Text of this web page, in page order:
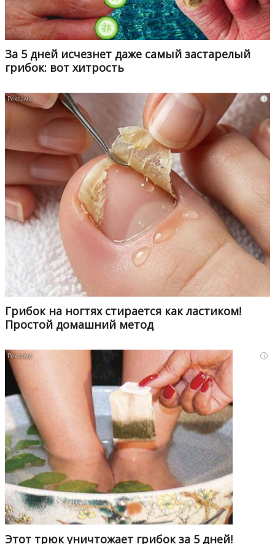
За 5 дней исчезнет даже самый застарелый
грибок: вот хитрость
i
Грибок на ногтях стирается как ластиком!
Простой домашний метод
i
Этот трюк уничтожает грибок за 5 дней!